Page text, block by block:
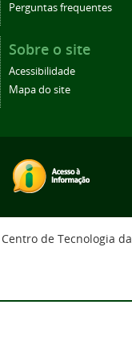
Perguntas frequentes
Sobre o site
Acessibilidade
Mapa do site
Centro de Tecnologia